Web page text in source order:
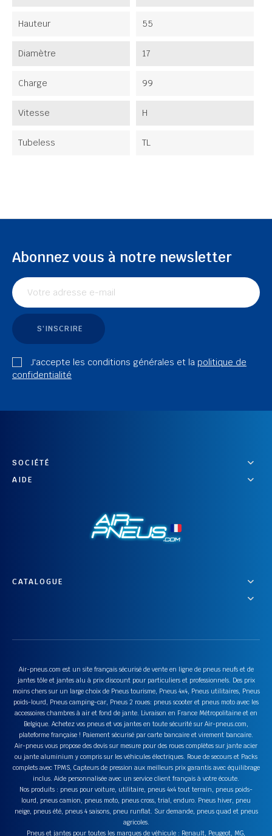
Hauteur 55
Diamètre 17
Charge 99
Vitesse H
Tubeless TL
Abonnez vous à notre newsletter
S'INSCRIRE
J'accepte les conditions générales et la politique de
confidentialité
SOCIÉTÉ
AIDE
CATALOGUE
Air-pneus.com est un site français sécurisé de vente en ligne de pneus neufs et de
jantes tôle et jantes alu à prix discount pour particuliers et professionnels. Des prix
moins chers sur un large choix de Pneus tourisme, Pneus 4x4, Pneus utilitaires, Pneus
poids-lourd, Pneus camping-car, Pneus 2 roues: pneus scooter et pneus moto avec les
accessoires chambres à air et fond de jante. Livraison en France Métropolitaine et en
Belgique. Achetez vos pneus et vos jantes en toute sécurité sur Air-pneus.com,
plateforme française ! Paiement sécurisé par carte bancaire et virement bancaire.
Air-pneus vous propose des devis sur mesure pour des roues complètes sur jante acier
ou jante aluminium y compris sur les véhicules électriques. Roue de secours et Packs
complets avec TPMS, Capteurs de pression aux meilleurs prix garantis avec équilibrage
inclus. Aide personnalisée avec un service client français à votre écoute.
Nos produits : pneus pour voiture, utilitaire, pneus 4x4 tout terrain, pneus poids-
lourd, pneus camion, pneus moto, pneus cross, trial, enduro. Pneus hiver, pneu
neige, pneus été, pneus 4 saisons, pneu runflat. Sur demande, pneus quad et pneus
agricoles.
Pneus et jantes pour toutes les marques de véhicule : Renault, Peugeot, MG,